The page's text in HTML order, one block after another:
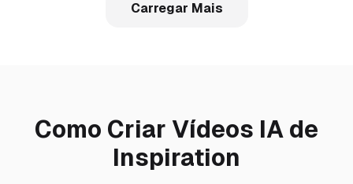
Carregar Mais
Como Criar Vídeos IA de
Inspiration